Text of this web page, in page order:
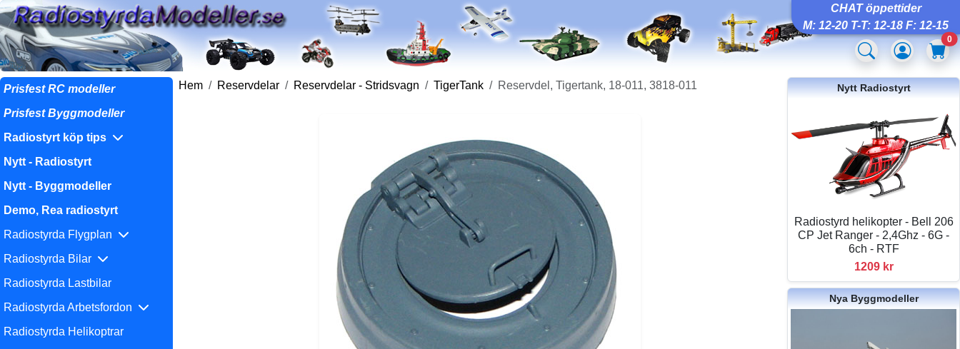
CHAT öppettider
M: 12-20 T-T: 12-18 F: 12-15
0
Prisfest RC modeller
Prisfest Byggmodeller
Radiostyrt köp tips
Nytt - Radiostyrt
Nytt - Byggmodeller
Demo, Rea radiostyrt
Radiostyrda Flygplan
Radiostyrda Bilar
Radiostyrda Lastbilar
Radiostyrda Arbetsfordon
Radiostyrda Helikoptrar
Hem Reservdelar Reservdelar - Stridsvagn TigerTank Reservdel, Tigertank, 18-011, 3818-011 Nytt Radiostyrt
Radiostyrd helikopter - Bell 206
CP Jet Ranger - 2,4Ghz - 6G -
6ch - RTF
1209 kr
Nya Byggmodeller